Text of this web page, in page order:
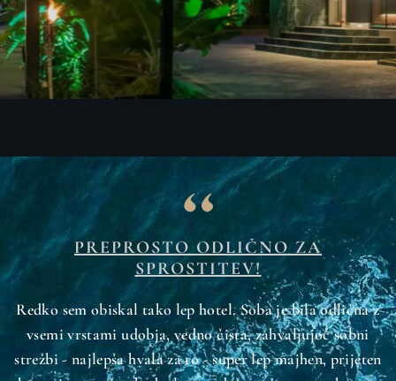
PREPROSTO ODLIČNO ZA
SPROSTITEV!
Redko sem obiskal tako lep hotel. Soba je bila odlična z
vsemi vrstami udobja, vedno čista, zahvaljujoč sobni
strežbi - najlepša hvala za to - super lep majhen, prijeten